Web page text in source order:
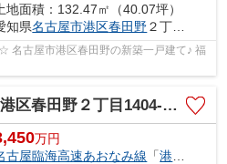
地面積：132.47㎡（40.07坪）
知県名古屋市港区春田野２丁目1404-1
古屋市港区春田野の新築一戸建て♪ 福
丁目1404-1【仲介手数料無料】新築一戸建て 5号棟
万円
古屋臨海高速あおなみ線 「港北